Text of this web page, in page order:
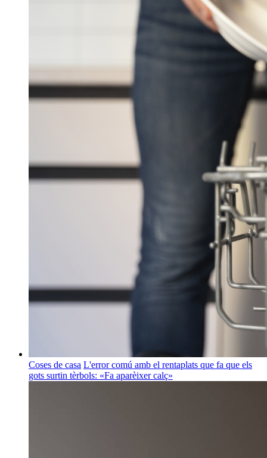
Coses de casa L'error comú amb el rentaplats que fa que els
gots surtin tèrbols: «Fa aparèixer calç»